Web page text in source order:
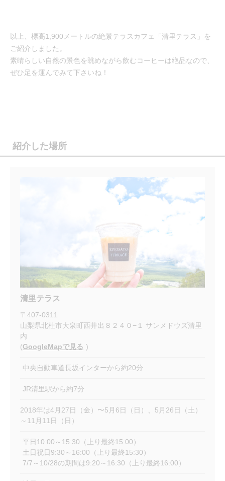
以上、標高1,900メートルの絶景テラスカフェ「清里テラス」を
ご紹介しました。
素晴らしい自然の景色を眺めながら飲むコーヒーは絶品なので、
ぜひ足を運んでみて下さいね！
紹介した場所
清里テラス
〒 407-0311
山梨県北杜市大泉町西井出８２４０−１ サンメドウズ清里
内
(GoogleMapで見る )
中央自動車道長坂インターから約20分
JR清里駅から約7分
2018年は4月27日（金）〜5月6日（日）、5月26日（土）
～11月11日（日）
平日10:00～15:30（上り最終15:00）
土日祝日9:30～16:00（上り最終15:30）
7/7～10/28の期間は9:20～16:30（上り最終16:00）